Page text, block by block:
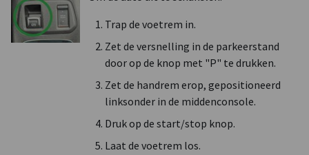
Trap de voetrem in.
Zet de versnelling in de parkeerstand
door op de knop met "P" te drukken.
Zet de handrem erop, gepositioneerd
linksonder in de middenconsole.
Druk op de start/stop knop.
Laat de voetrem los.